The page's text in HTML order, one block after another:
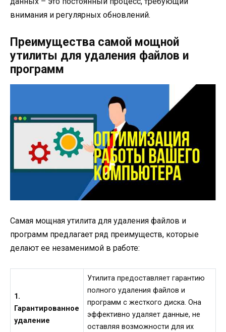
внимания и регулярных обновлений.
Преимущества самой мощной
утилиты для удаления файлов и
программ
Самая мощная утилита для удаления файлов и
программ предлагает ряд преимуществ, которые
делают ее незаменимой в работе:
1.
Гарантированное
удаление
Утилита предоставляет гарантию
полного удаления файлов и
программ с жесткого диска. Она
эффективно удаляет данные, не
оставляя возможности для их